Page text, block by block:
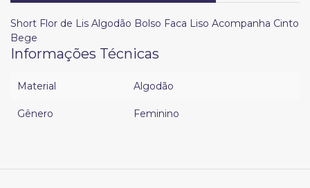
Short Flor de Lis Algodão Bolso Faca Liso Acompanha Cinto
Bege
Informações Técnicas
Material Algodão
Gênero Feminino